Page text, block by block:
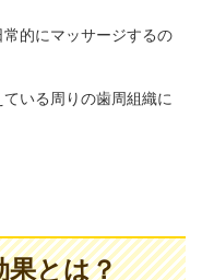
的にマッサージするの
いる周りの歯周組織に
果とは？